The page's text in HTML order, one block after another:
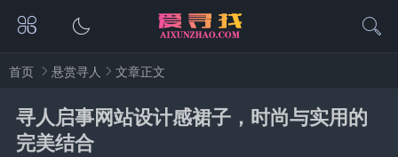
首页 悬赏寻人 文章正文
寻人启事网站设计感裙子，时尚与实用的
完美结合